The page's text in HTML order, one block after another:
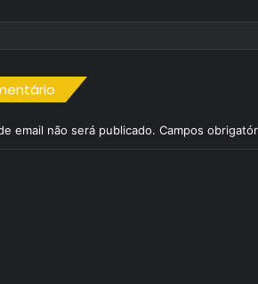
email não será publicado. Campos